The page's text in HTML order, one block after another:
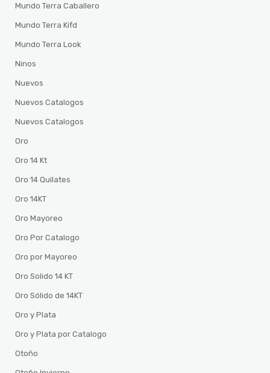
Mundo Terra Caballero
Mundo Terra Kifd
Mundo Terra Look
Ninos
Nuevos
Nuevos Catalogos
Nuevos Catalogos
Oro
Oro 14 Kt
Oro 14 Quilates
Oro 14KT
Oro Mayoreo
Oro Por Catalogo
Oro por Mayoreo
Oro Solido 14 KT
Oro Sólido de 14KT
Oro y Plata
Oro y Plata por Catalogo
Otoño